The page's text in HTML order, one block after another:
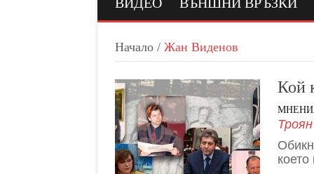
Начало / Жан Виденов
Кой
Троян